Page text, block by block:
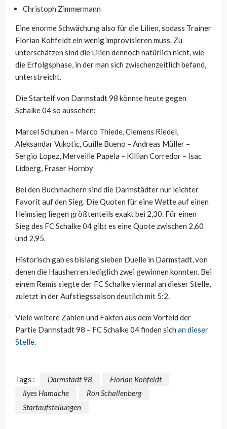
Christoph Zimmermann
Eine enorme Schwächung also für die Lilien, sodass Trainer
Florian Kohfeldt ein wenig improvisieren muss. Zu
unterschätzen sind die Lilien dennoch natürlich nicht, wie
die Erfolgsphase, in der man sich zwischenzeitlich befand,
unterstreicht.
Die Startelf von Darmstadt 98 könnte heute gegen
Schalke 04 so aussehen:
Marcel Schuhen – Marco Thiede, Clemens Riedel,
Aleksandar Vukotic, Guille Bueno – Andreas Müller –
Sergio Lopez, Merveille Papela – Killian Corredor – Isac
Lidberg, Fraser Hornby
Bei den Buchmachern sind die Darmstädter nur leichter
Favorit auf den Sieg. Die Quoten für eine Wette auf einen
Heimsieg liegen größtenteils exakt bei 2,30. Für einen
Sieg des FC Schalke 04 gibt es eine Quote zwischen 2,60
und 2,95.
Historisch gab es bislang sieben Duelle in Darmstadt, von
denen die Hausherren lediglich zwei gewinnen konnten. Bei
einem Remis siegte der FC Schalke viermal an dieser Stelle,
zuletzt in der Aufstiegssaison deutlich mit 5:2.
Viele weitere Zahlen und Fakten aus dem Vorfeld der
Partie Darmstadt 98 – FC Schalke 04 finden sich an dieser
Stelle.
Tags : Darmstadt 98
Florian Kohfeldt
Ilyes Hamache
Ron Schallenberg
Startaufstellungen